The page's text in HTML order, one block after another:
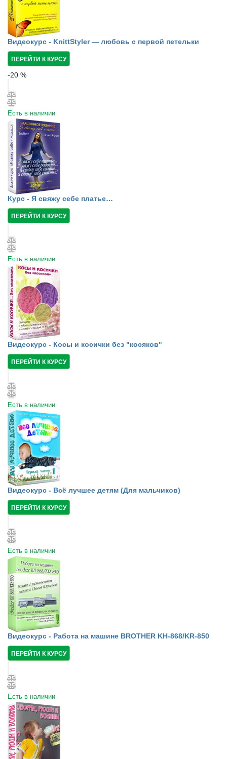
Видеокурс - KnittStyler — любовь с первой петельки
ПЕРЕЙТИ К КУРСУ
-20 %
Есть в наличии
Курс - Я свяжу себе платье…
ПЕРЕЙТИ К КУРСУ
Есть в наличии
Видеокурс - Косы и косички без "косяков"
ПЕРЕЙТИ К КУРСУ
Есть в наличии
Видеокурс - Всё лучшее детям (Для мальчиков)
ПЕРЕЙТИ К КУРСУ
Есть в наличии
Видеокурс - Работа на машине BROTHER KH-868/KR-850
ПЕРЕЙТИ К КУРСУ
Есть в наличии